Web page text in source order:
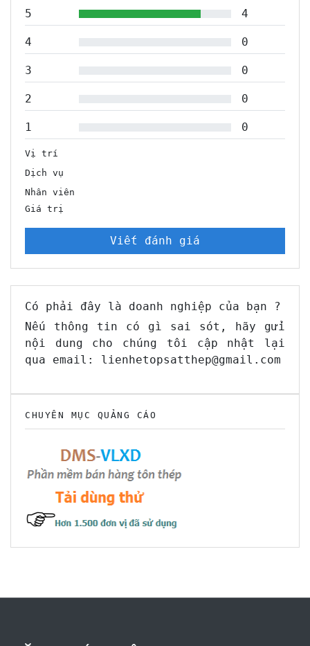
5 4
4 0
3 0
2 0
1 0
Vị trí
Dịch vụ
Nhân viên
Giá trị
Viết đánh giá
Có phải đây là doanh nghiệp của bạn ?
Nếu thông tin có gì sai sót, hãy gửi
nội dung cho chúng tôi cập nhật lại
qua email: lienhetopsatthep@gmail.com
CHUYÊN MỤC QUẢNG CÁO